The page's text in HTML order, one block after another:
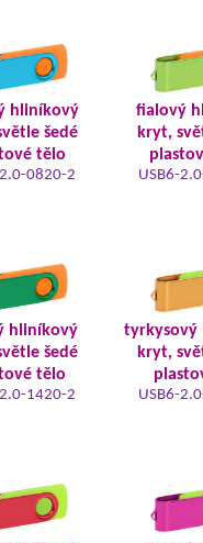
hliníkový
šedé
tělo
0820-2
fialový
kryt,
USB6-
hliníkový
šedé
tělo
1420-2
tyrkysový
kryt,
USB6-